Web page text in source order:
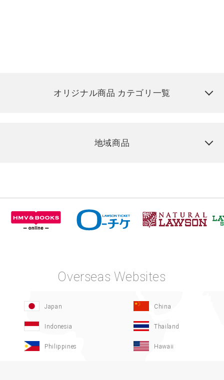
オリジナル商品 カテゴリ一覧
地域商品
Overseas Websites
Japan China
Indonesia Thailand
Philippines Hawaii